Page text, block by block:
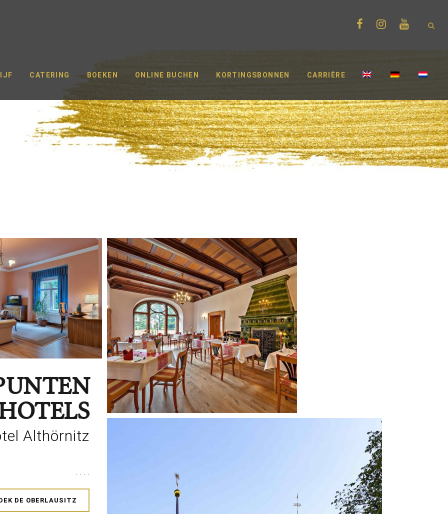
CATERING BOEKEN ONLINE BUCHEN KORTINGSBONNEN CARRIÈRE
Althörnitz
. . . .
DE OBERLAUSITZ